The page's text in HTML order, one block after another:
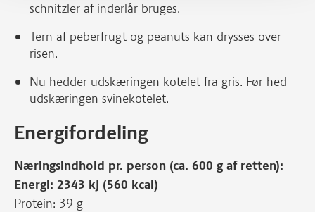
schnitzler af inderlår bruges.
Tern af peberfrugt og peanuts kan drysses over
risen.
Nu hedder udskæringen kotelet fra gris. Før hed
udskæringen svinekotelet.
Energifordeling
Næringsindhold pr. person (ca. 600 g af retten):
Energi: 2343 kJ (560 kcal)
Protein: 39 g